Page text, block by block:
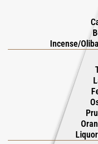
kwiatowych i
tytoniem. W miarę rozwoju
prunol dodają jej
tworzą dymne,
Tobacco to odważna i
poza podziały płci dzięki
Incense/